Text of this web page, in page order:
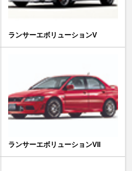
ランサーエボリューションV
ランサーエボリューションVII